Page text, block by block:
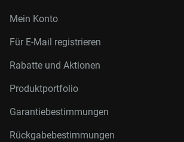
Mein Konto
Für E-Mail registrieren
Rabatte und Aktionen
Produktportfolio
Garantiebestimmungen
Rückgabebestimmungen